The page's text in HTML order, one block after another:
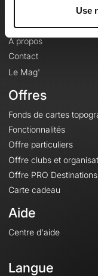
Use
Carrières
À propos
Contact
Le Mag'
Offres
Fonds de cartes
Fonctionnalités
Offre particuliers
Offre clubs et
Offre PRO Destinations
Carte cadeau
Aide
Centre d'aide
Langue